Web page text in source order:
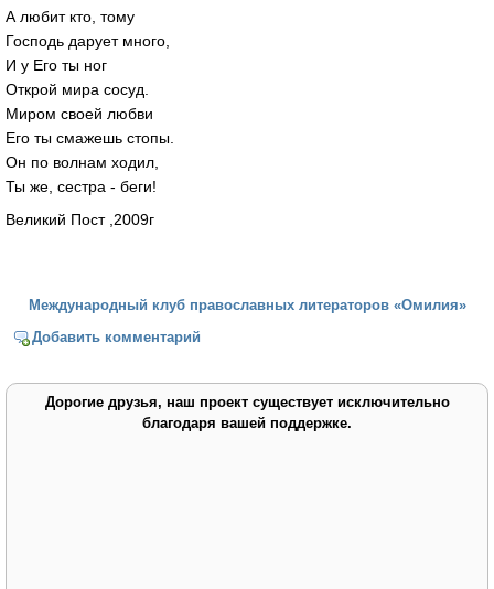
А любит кто, тому
Господь дарует много,
И у Его ты ног
Открой мира сосуд.
Миром своей любви
Его ты смажешь стопы.
Он по волнам ходил,
Ты же, сестра - беги!
Великий Пост ,2009г
Международный клуб православных литераторов «Омилия»
Добавить комментарий
Дорогие друзья, наш проект существует исключительно
благодаря вашей поддержке.